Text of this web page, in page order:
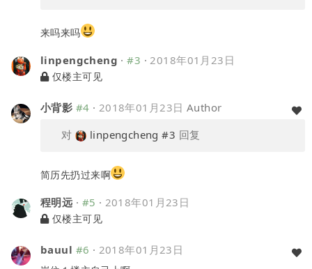
来吗来吗
linpengcheng ·#3 · 2018年01月23日
仅楼主可见
小背影 #4 · 2018年01月23日 Author
对
linpengcheng #3 回复
简历先扔过来啊
程明远 · #5 · 2018年01月23日
仅楼主可见
bauul #6 · 2018年01月23日